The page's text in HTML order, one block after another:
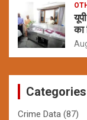
का
Categories
Crime Data (87)